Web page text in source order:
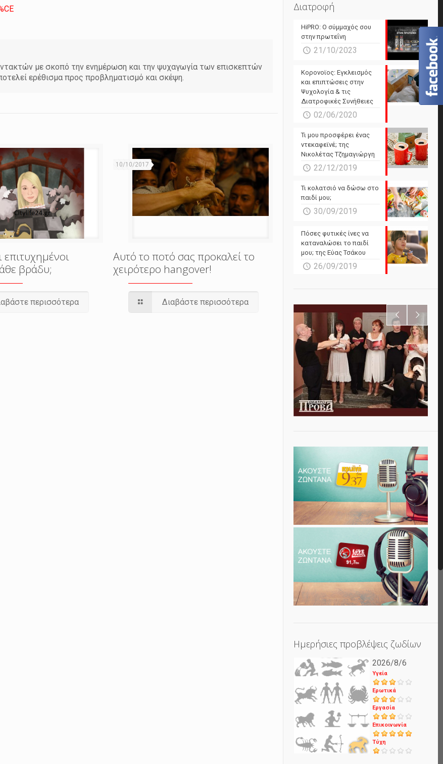
με σκοπό την ενημέρωση και την ψυχαγωγία των επισκεπτών
ερέθισμα προς προβληματισμό και σκέψη.
επιτυχημένοι
βράδυ;
περισσότερα
10/10/2017
Αυτό το ποτό σας προκαλεί το
χειρότερο hangover!
Διαβάστε περισσότερα
N/A N/A
N/A N/A
Διατροφή
HiPRO: Ο σύμμαχός σου
στην πρωτεΐνη
21/10/2023
Κορονοϊος: Εγκλεισμός
και επιπτώσεις στην
Ψυχολογία & τις
Διατροφικές Συνήθειες
02/06/2020
Τι μου προσφέρει ένας
ντεκαφεϊνέ; της
Νικολέτας Τζημαγιώργη
22/12/2019
Τι κολατσιό να δώσω στο
παιδί μου;
30/09/2019
Πόσες φυτικές ίνες να
καταναλώσει το παιδί
μου; της Εύας Τσάκου
26/09/2019
Ημερήσιες προβλέψεις ζωδίων
2026/8/6
Υγεία
Ερωτικά
Εργασία
Επικοινωνία
Τύχη